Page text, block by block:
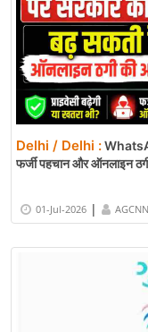
Delhi / Delhi :
फर्जी पहचान और ऑनलाइन
01-Jul-2026 |